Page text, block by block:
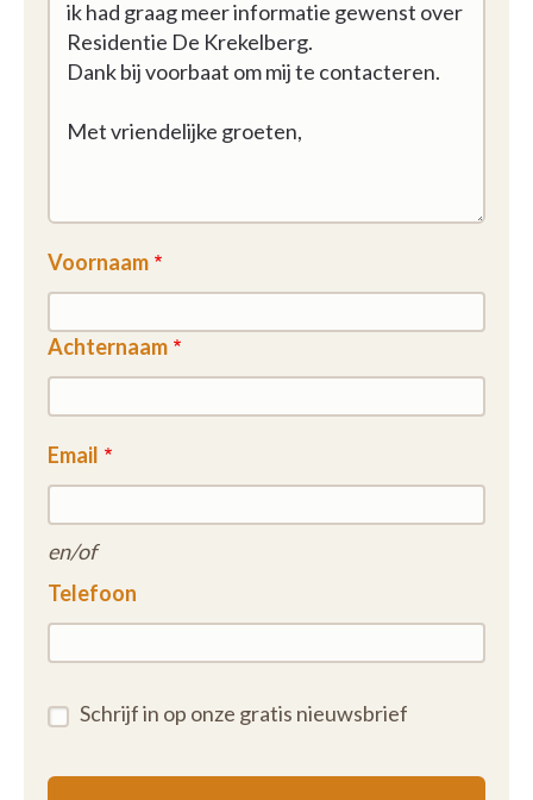
Voornaam
Achternaam
Email
en/of
Telefoon
Schrijf in op onze gratis nieuwsbrief